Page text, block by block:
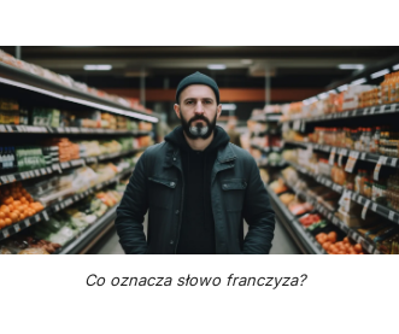
Co oznacza słowo franczyza?